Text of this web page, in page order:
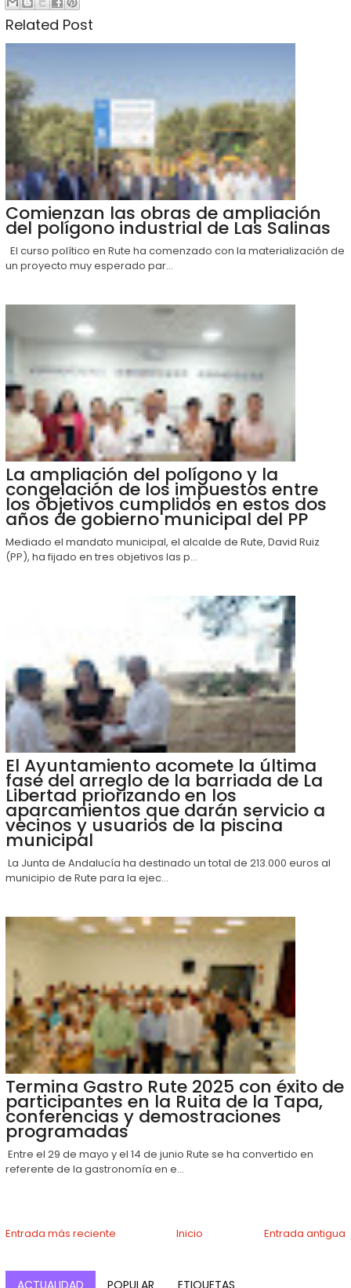
Related Post
Comienzan las obras de ampliación
del polígono industrial de Las Salinas
El curso político en Rute ha comenzado con la materialización de
un proyecto muy esperado par...
La ampliación del polígono y la
congelación de los impuestos entre
los objetivos cumplidos en estos dos
años de gobierno municipal del PP
Mediado el mandato municipal, el alcalde de Rute, David Ruiz
(PP), ha fijado en tres objetivos las p...
El Ayuntamiento acomete la última
fase del arreglo de la barriada de La
Libertad priorizando en los
aparcamientos que darán servicio a
vecinos y usuarios de la piscina
municipal
La Junta de Andalucía ha destinado un total de 213.000 euros al
municipio de Rute para la ejec...
Termina Gastro Rute 2025 con éxito de
participantes en la Ruita de la Tapa,
conferencias y demostraciones
programadas
Entre el 29 de mayo y el 14 de junio Rute se ha convertido en
referente de la gastronomía en e...
Entrada más reciente Entrada antigua
Inicio
ACTUALIDAD POPULAR ETIQUETAS